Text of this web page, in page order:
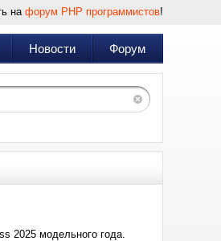
на форум PHP программистов!
Новости Форум
2025 модельного года.